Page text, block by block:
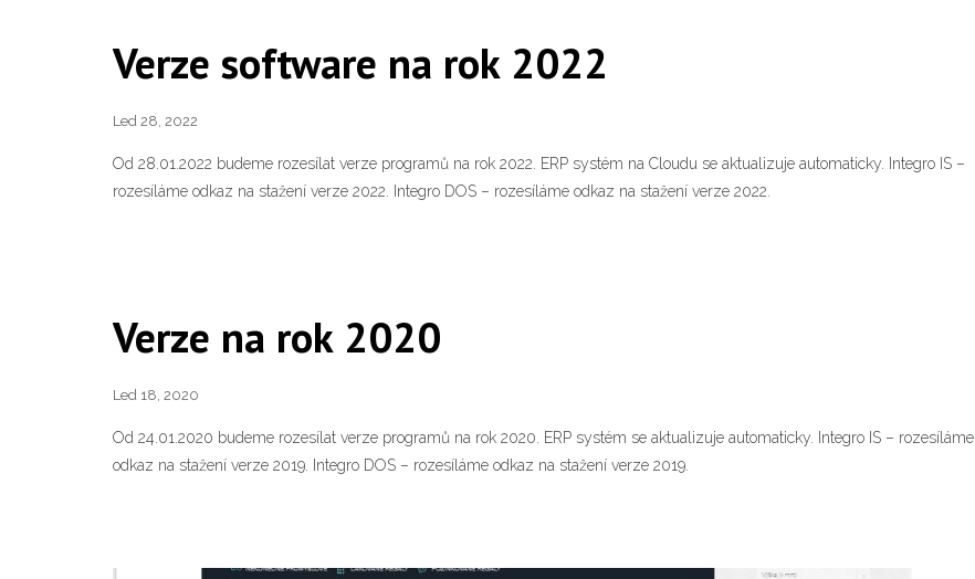
Verze software na rok 2022
Led 28, 2022
Od 28.01.2022 budeme rozesílat verze programů na rok 2022. ERP systém na Cloudu se aktualizuje automaticky. Integro IS –
rozesíláme odkaz na stažení verze 2022. Integro DOS – rozesíláme odkaz na stažení verze 2022.
Verze na rok 2020
Led 18, 2020
Od 24.01.2020 budeme rozesílat verze programů na rok 2020. ERP systém se aktualizuje automaticky. Integro IS – rozesíláme
odkaz na stažení verze 2019. Integro DOS – rozesíláme odkaz na stažení verze 2019.